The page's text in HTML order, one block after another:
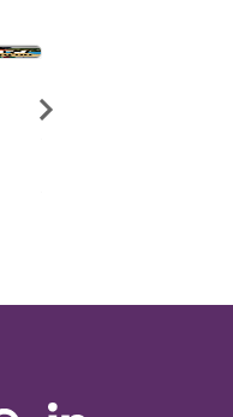
Victor Sousa Silva